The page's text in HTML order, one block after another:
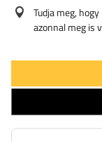
Tudja meg,
azonnal meg is